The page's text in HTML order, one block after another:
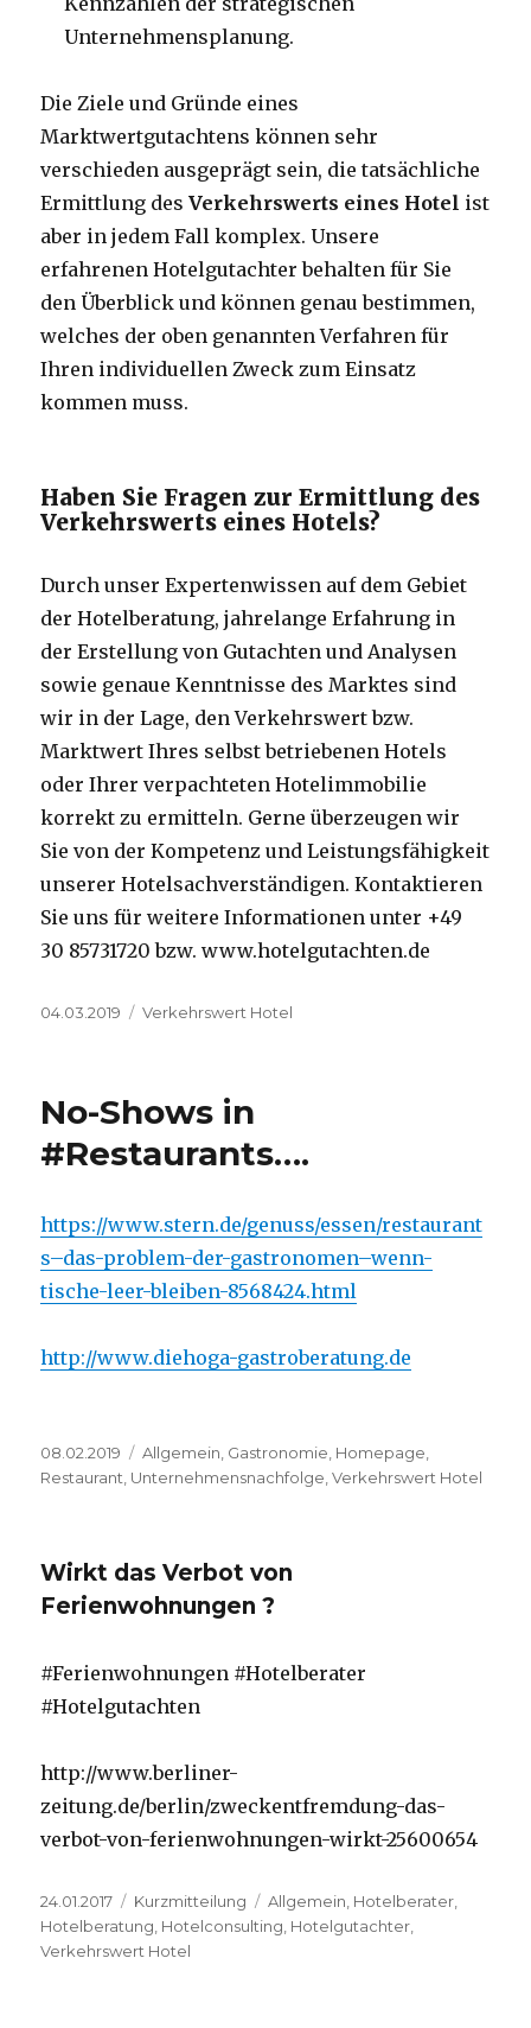
Unternehmensplanung.
Die Ziele und Gründe eines
Marktwertgutachtens können sehr
verschieden ausgeprägt sein, die tatsächliche
Ermittlung desVerkehrswerts eines Hotel ist
aber in jedem Fall komplex. Unsere
erfahrenen Hotelgutachter behalten für Sie
den Überblick und können genau bestimmen,
welches der oben genannten Verfahren für
Ihren individuellen Zweck zum Einsatz
kommen muss.
Haben Sie Fragen zur Ermittlung des
Verkehrswerts eines Hotels?
Durch unser Expertenwissen auf dem Gebiet
der Hotelberatung, jahrelange Erfahrung in
der Erstellung von Gutachten und Analysen
sowie genaue Kenntnisse des Marktes sind
wir in der Lage, den Verkehrswert bzw.
Marktwert Ihres selbst betriebenen Hotels
oder Ihrer verpachteten Hotelimmobilie
korrekt zu ermitteln. Gerne überzeugen wir
Sie von der Kompetenz und Leistungsfähigkeit
unserer Hotelsachverständigen. Kontaktieren
Sie uns für weitere Informationen unter +49
30 85731720 bzw. www.hotelgutachten.de
Veröffentlicht
04.03.2019 Kategorien
Verkehrswert Hotel
No-Shows in
#Restaurants….
https://www.stern.de/genuss/essen/restaurant
s–das-problem-der-gastronomen–wenn-
tische-leer-bleiben-8568424.html
http://www.diehoga-gastroberatung.de
Veröffentlicht
am
08.02.2019 Kategorien
Allgemein Gastronomie Homepage
Restaurant Unternehmensnachfolge ,Verkehrswert Hotel
Wirkt das Verbot von
Ferienwohnungen ?
#Ferienwohnungen #Hotelberater
#Hotelgutachten
http://www.berliner-
zeitung.de/berlin/zweckentfremdung-das-
verbot-von-ferienwohnungen-wirkt-25600654
Veröffentlicht
am
24.01.2017 Format
Kurzmitteilung Kategorien
Allgemein Hotelberater
Hotelberatung Hotelconsulting Hotelgutachter
Verkehrswert Hotel